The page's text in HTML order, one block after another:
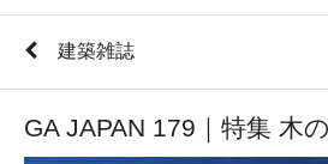
建築雑誌
GA JAPAN 179｜特集 木